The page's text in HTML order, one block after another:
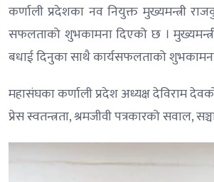
कर्णाली प्रदेशका नव नियुक्त मुख्यमन्त्री
सफलताको शुभकामना दिएको छ । मुख्यमन्त्री
बधाई दिनुका साथै कार्यसफलताको शुभकामना
महासंघका कर्णाली प्रदेश अध्यक्ष देविराम
प्रेस स्वतन्त्रता, श्रमजीवी पत्रकारको सवाल,